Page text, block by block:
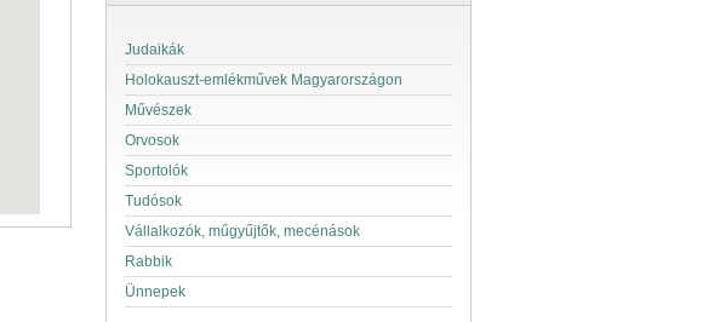
Judaikák
Holokauszt-emlékművek Magyarországon
Művészek
Orvosok
Sportolók
Tudósok
Vállalkozók, műgyűjtők, mecénások
Rabbik
Ünnepek